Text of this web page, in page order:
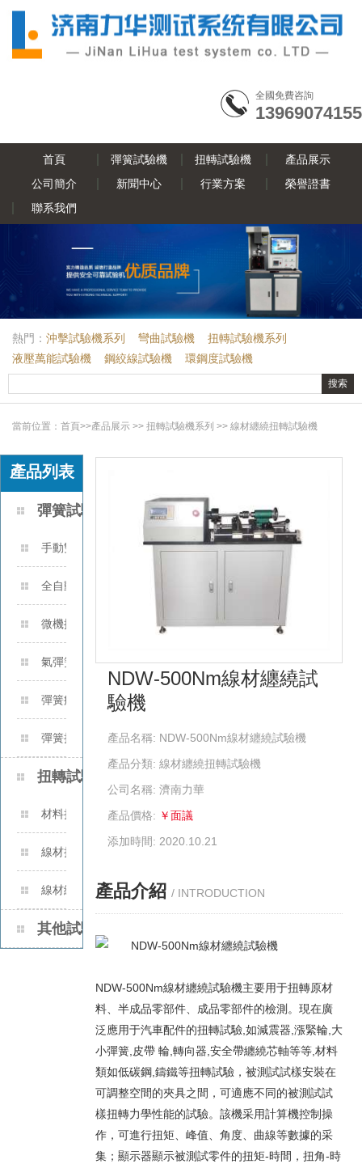
全國免費咨詢
13969074155
首頁 彈簧試驗機 扭轉試驗機
產品展示
公司簡介
新聞中心 行業方案
榮譽證書
聯系我們
熱門： 沖擊試驗機系列 彎曲試驗機
扭轉試驗機系列
液壓萬能試驗機
鋼絞線試驗機 環鋼度試驗機
當前位置： 首頁>>產品展示 >> 扭轉試驗機系列 >> 線材纏繞扭轉試驗機
產品列表
彈簧試驗機
手動雙數顯彈簧拉壓試驗機
全自動彈簧拉壓試驗機
微機控制彈簧拉壓試驗機
氣彈簧性能試驗機
彈簧疲勞試驗機
彈簧扭轉試驗機
扭轉試驗機系列
材料扭轉試驗機
線材扭轉試驗機
線材纏繞扭轉試驗機
其他試驗機
NDW-500Nm線材纏繞試
驗機
產品名稱: NDW-500Nm線材纏繞試驗機
產品分類: 線材纏繞扭轉試驗機
公司名稱: 濟南力華
產品價格: ￥面議
添加時間: 2020.10.21
產品介紹/ INTRODUCTION
NDW-500Nm線材纏繞試驗機主要用于扭轉原材
料、半成品零部件、成品零部件的檢測。現在廣
泛應用于汽車配件的扭轉試驗,如減震器,漲緊輪,大
小彈簧,皮帶 輪,轉向器,安全帶纏繞芯軸等等,材料
類如低碳鋼,鑄鐵等扭轉試驗，被測試試樣安裝在
可調整空間的夾具之間，可適應不同的被測試試
樣扭轉力學性能的試驗。該機采用計算機控制操
作，可進行扭矩、峰值、角度、曲線等數據的采
集；顯示器顯示被測試零件的扭矩-時間，扭角-時